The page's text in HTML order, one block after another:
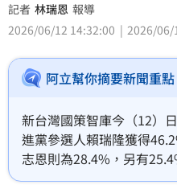
記者 林瑞恩 報導
2026/06/12 14:32:00
2026/06/
阿立幫你摘要新聞重點
新台灣國策智庫今（12）
進黨參選人賴瑞隆獲得
志恩則為28.4%，另有
界討論。議員參選人尹立